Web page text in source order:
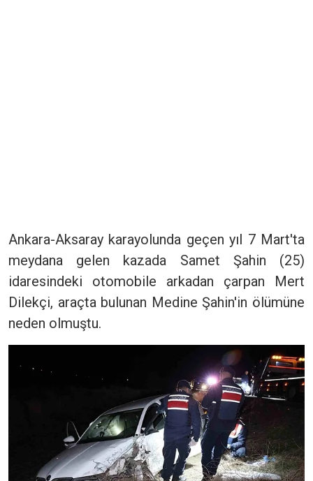
Ankara-Aksaray karayolunda geçen yıl 7 Mart'ta
meydana gelen kazada Samet Şahin (25)
idaresindeki otomobile arkadan çarpan Mert
Dilekçi, araçta bulunan Medine Şahin'in ölümüne
neden olmuştu.